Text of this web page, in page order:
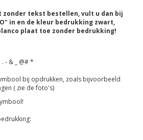
zonder tekst bestellen, vult u dan bij
in en de kleur bedrukking zwart,
plaat toe zonder bedrukking!
- & _ @# *
bij opdrukken, zoals bijvoorbeeld
( zie de foto's)